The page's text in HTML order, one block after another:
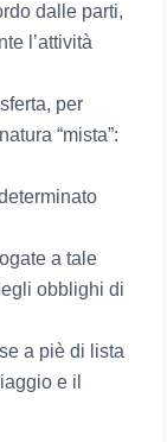
dalle parti,
l’attività
per
“mista”:
a tale
obblighi di
a piè di lista
e il